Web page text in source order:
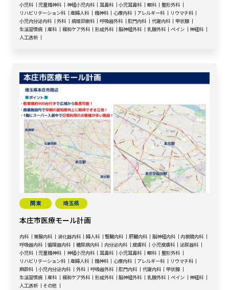
小児科
児童精神科 神経小児内科 耳鼻科 小児耳鼻科 眼科
整形外科
リハビリテーション科
産婦人科 精神科 心療内科 アレルギー科
リウマチ科
小児内分泌内科
外科 病理診断科 呼吸器外科 肛門内科 代謝内科
甲状腺
生活習慣病
産科 緩和ケア外科 形成外科 脳神経外科 乳腺外科 ペイン
神経科
人工透析
関東 埼玉県
本庄市医療モール計画
内科 胃腸内科 消化器内科 婦人科 腎臓内科 肝臓内科 脳神経内科
内視鏡内科
呼吸器内科
循環器内科 糖尿病内科 内分泌内科 皮膚科 小児皮膚科
泌尿器科
小児科
児童精神科 神経小児内科 耳鼻科 小児耳鼻科 眼科
整形外科
リハビリテーション科
産婦人科 精神科 心療内科 アレルギー科
リウマチ科
麻酔科
小児内分泌内科 外科 呼吸器外科 肛門内科 代謝内科
甲状腺
生活習慣病
産科 緩和ケア外科 形成外科 脳神経外科 乳腺外科 ペイン
神経科
人工透析
その他